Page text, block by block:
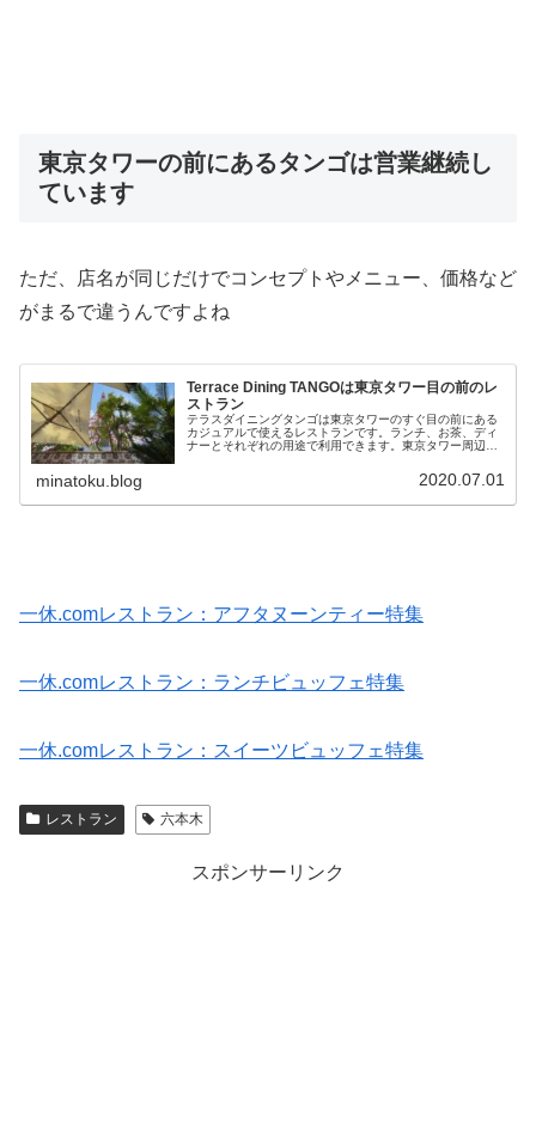
東京タワーの前にあるタンゴは営業継続し
ています
ただ、店名が同じだけでコンセプトやメニュー、価格など
がまるで違うんですよね
Terrace Dining TANGOは東京タワー目の前のレ
ストラン
テラスダイニングタンゴは東京タワーのすぐ目の前にある
カジュアルで使えるレストランです。ランチ、お茶、ディ
ナーとそれぞれの用途で利用できます。東京タワー周辺に
minatoku.blog 2020.07.01
一休.comレストラン：アフタヌーンティー特集
一休.comレストラン：ランチビュッフェ特集
一休.comレストラン：スイーツビュッフェ特集
レストラン 六本木
スポンサーリンク